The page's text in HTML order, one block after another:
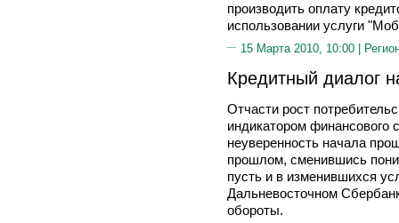
производить оплату
использовании услуги
15 Марта 2010, 10:00 |
Кредитный диалог
Отчасти рост
индикатором финансового
неуверенность начала
прошлом, сменившись
пусть и в изменившихся
Дальневосточном
обороты.